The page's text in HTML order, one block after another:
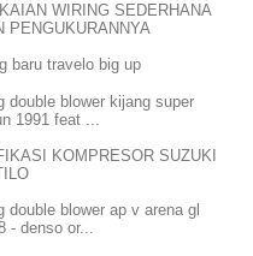
WIRING SEDERHANA
PENGUKURANNYA
baru travelo big up
double blower kijang super
1991 feat ...
KOMPRESOR SUZUKI
double blower ap v arena gl
- denso or...